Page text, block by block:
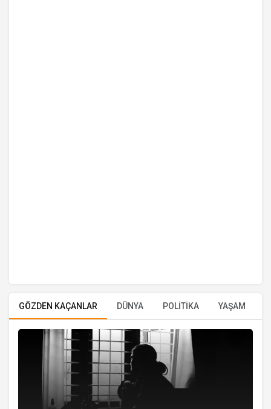
GÖZDEN KAÇANLAR DÜNYA POLİTİKA YAŞAM